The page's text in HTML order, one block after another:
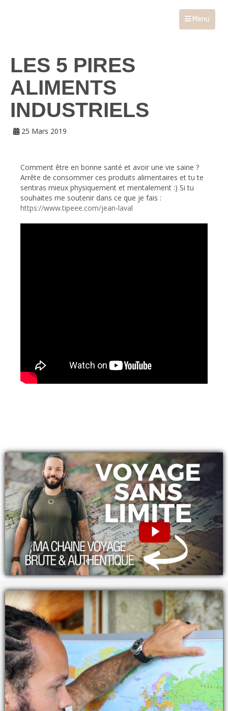
Menu
LES 5 PIRES
ALIMENTS
INDUSTRIELS
25 Mars 2019
Comment être en bonne santé et avoir une vie saine ?
Arrête de consommer ces produits alimentaires et tu te
sentiras mieux physiquement et mentalement :) Si tu
souhaites me soutenir dans ce que je fais :
https://www.tipeee.com/jean-laval